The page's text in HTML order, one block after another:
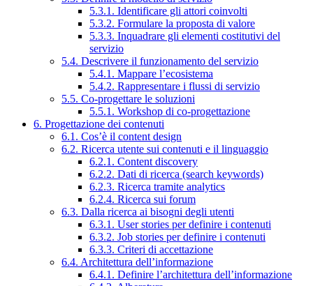
5.3.1. Identificare gli attori coinvolti
5.3.2. Formulare la proposta di valore
5.3.3. Inquadrare gli elementi costitutivi del
servizio
5.4. Descrivere il funzionamento del servizio
5.4.1. Mappare l’ecosistema
5.4.2. Rappresentare i flussi di servizio
5.5. Co-progettare le soluzioni
5.5.1. Workshop di co-progettazione
6. Progettazione dei contenuti
6.1. Cos’è il content design
6.2. Ricerca utente sui contenuti e il linguaggio
6.2.1. Content discovery
6.2.2. Dati di ricerca (search keywords)
6.2.3. Ricerca tramite analytics
6.2.4. Ricerca sui forum
6.3. Dalla ricerca ai bisogni degli utenti
6.3.1. User stories per definire i contenuti
6.3.2. Job stories per definire i contenuti
6.3.3. Criteri di accettazione
6.4. Architettura dell’informazione
6.4.1. Definire l’architettura dell’informazione